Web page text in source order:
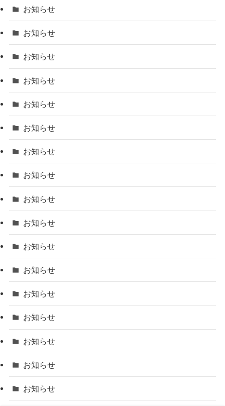
お知らせ
お知らせ
お知らせ
お知らせ
お知らせ
お知らせ
お知らせ
お知らせ
お知らせ
お知らせ
お知らせ
お知らせ
お知らせ
お知らせ
お知らせ
お知らせ
お知らせ